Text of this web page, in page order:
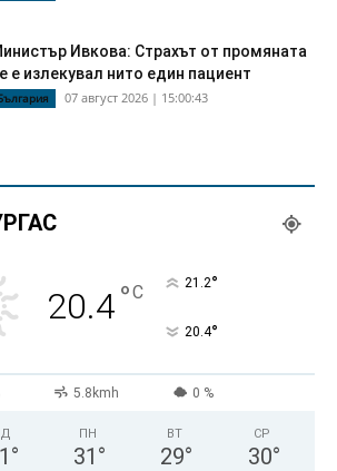
Ивкова: Страхът от промяната
е излекувал нито един пациент
07 август 2026 | 15:00:43
20.4°C 21.2°
20.4°
5.8kmh 0 %
°
ПН
31 °
ВТ
29°
СР
30°